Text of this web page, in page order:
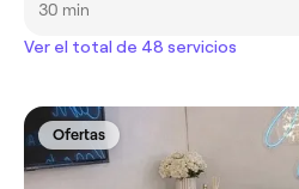
30 min
Ver el total de 48 servicios
Ofertas